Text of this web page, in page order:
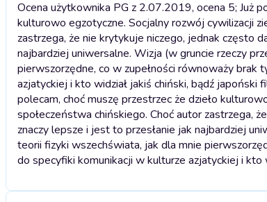
Ocena użytkownika PG z 2.07.2019, ocena 5; Już
kulturowo egzotyczne. Socjalny rozwój cywilizacji
zastrzega, że nie krytykuje niczego, jednak często
najbardziej uniwersalne. Wizja (w gruncie rzeczy
pierwszorzędne, co w zupełności równoważy
azjatyckiej i kto widział jakiś chiński, bądź japoński
polecam, choć muszę przestrzec że dzieło
społeczeństwa chińskiego. Choć autor zastrzega,
znaczy lepsze i jest to przesłanie jak najbardziej
teorii fizyki wszechświata, jak dla mnie
do specyfiki komunikacji w kulturze azjatyckiej i kto